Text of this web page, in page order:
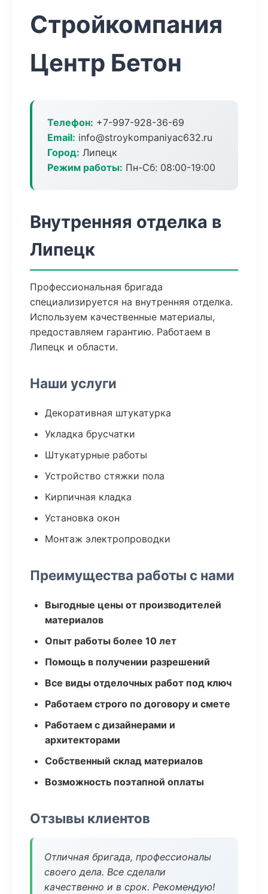
Стройкомпания
Центр Бетон
Телефон: +7-997-928-36-69
Email: info@stroykompaniyac632.ru
Город: Липецк
Режим работы: Пн-Сб: 08:00-19:00
Внутренняя отделка в
Липецк
Профессиональная бригада
специализируется на внутренняя отделка.
Используем качественные материалы,
предоставляем гарантию. Работаем в
Липецк и области.
Наши услуги
Декоративная штукатурка
Укладка брусчатки
Штукатурные работы
Устройство стяжки пола
Кирпичная кладка
Установка окон
Монтаж электропроводки
Преимущества работы с нами
Выгодные цены от производителей
материалов
Опыт работы более 10 лет
Помощь в получении разрешений
Все виды отделочных работ под ключ
Работаем строго по договору и смете
Работаем с дизайнерами и
архитекторами
Собственный склад материалов
Возможность поэтапной оплаты
Отзывы клиентов
Отличная бригада, профессионалы
своего дела. Все сделали
качественно и в срок. Рекомендую!